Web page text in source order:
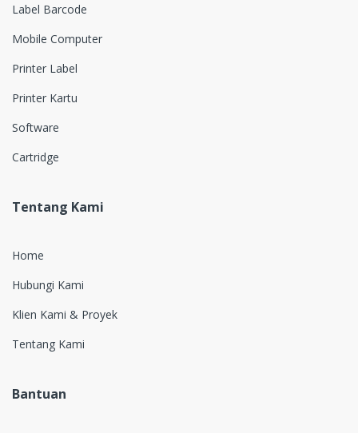
Label Barcode
Mobile Computer
Printer Label
Printer Kartu
Software
Cartridge
Tentang Kami
Home
Hubungi Kami
Klien Kami & Proyek
Tentang Kami
Bantuan